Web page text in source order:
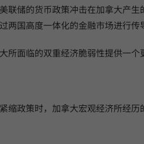
联储的货币政策冲击在加拿大产
国高度一体化的金融市场进行传
所面临的双重经济脆弱性提供一
缩政策时，加拿大宏观经济所经